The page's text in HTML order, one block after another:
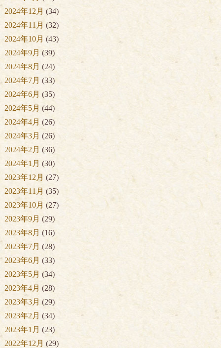
2024年12月 (34)
2024年11月 (32)
2024年10月 (43)
2024年9月 (39)
2024年8月 (24)
2024年7月 (33)
2024年6月 (35)
2024年5月 (44)
2024年4月 (26)
2024年3月 (26)
2024年2月 (36)
2024年1月 (30)
2023年12月 (27)
2023年11月 (35)
2023年10月 (27)
2023年9月 (29)
2023年8月 (16)
2023年7月 (28)
2023年6月 (33)
2023年5月 (34)
2023年4月 (28)
2023年3月 (29)
2023年2月 (34)
2023年1月 (23)
2022年12月 (29)